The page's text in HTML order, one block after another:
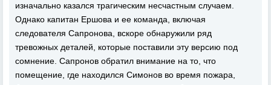
изначально казался трагическим несчастным случаем.
Однако капитан Ершова и ее команда, включая
следователя Сапронова, вскоре обнаружили ряд
тревожных деталей, которые поставили эту версию под
сомнение. Сапронов обратил внимание на то, что
помещение, где находился Симонов во время пожара,